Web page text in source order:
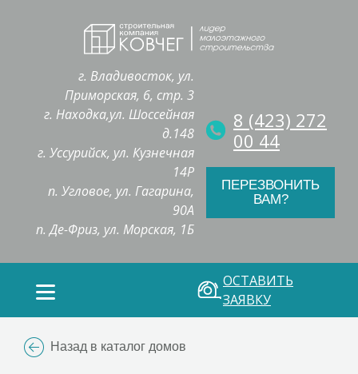
г. Владивосток, ул.
Приморская, 6, стр. 3
г. Находка,ул. Шоссейная
д.148
г. Уссурийск, ул. Кузнечная
14Р
п. Угловое, ул. Гагарина,
90А
п. Де-Фриз, ул. Морская, 1Б
8 (423) 272
00 44
ПЕРЕЗВОНИТЬ
ВАМ?
ОСТАВИТЬ
ЗАЯВКУ
Назад в каталог домов